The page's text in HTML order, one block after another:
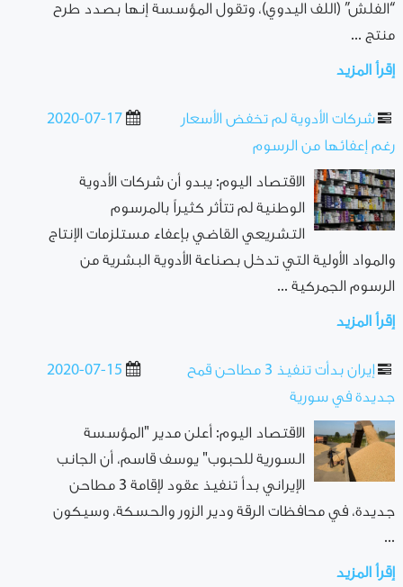
“الفلش” (اللف اليدوي)، وتقول المؤسسة إنها بصدد طرح
منتج ...
إقرأ المزيد
2020-07-17
شركات الأدوية لم تخفض الأسعار
رغم إعفائها من الرسوم
الاقتصاد اليوم: يبدو أن شركات الأدوية
الوطنية لم تتأثر كثيراً بالمرسوم
التشريعي القاضي بإعفاء مستلزمات الإنتاج
والمواد الأولية التي تدخل بصناعة الأدوية البشرية من
الرسوم الجمركية ...
إقرأ المزيد
2020-07-15
إيران بدأت تنفيذ 3 مطاحن قمح
جديدة في سورية
الاقتصاد اليوم: أعلن مدير "المؤسسة
السورية للحبوب" يوسف قاسم، أن الجانب
الإيراني بدأ تنفيذ عقود لإقامة 3 مطاحن
جديدة، في محافظات الرقة ودير الزور والحسكة، وسيكون
...
إقرأ المزيد